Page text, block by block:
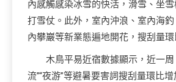
內感觸感染冰雪的快活，滑雪、坐雪
打雪仗。此外，室內沖浪、室內海
內攀巖等新業態遍地開花，搜刮量環
木鳥平易近宿數據顯示，近一周
流”“夜游”等避暑要害詞搜刮量環比